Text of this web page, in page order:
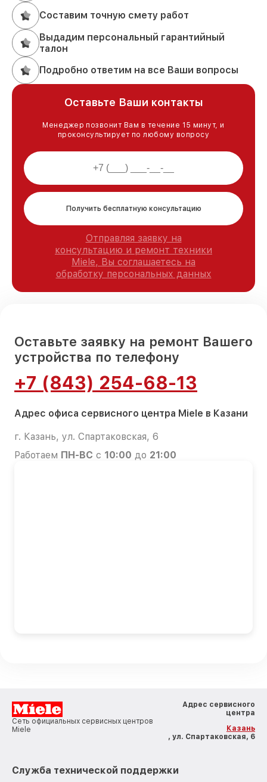
Составим точную смету работ
Выдадим персональный гарантийный
талон
Подробно ответим на все Ваши вопросы
Оставьте Ваши контакты
Менеджер позвонит Вам в течение 15 минут, и
проконсультирует по любому вопросу
Получить бесплатную консультацию
Отправляя заявку на
консультацию и ремонт техники
Miele, Вы соглашаетесь на
обработку персональных данных
Оставьте заявку на ремонт Вашего
устройства по телефону
+7 (843) 254-68-13
Адрес офиса сервисного центра Miele в Казани
г. Казань, ул. Спартаковская, 6
Работаем ПН-ВС с 10:00 до 21:00
Сеть официальных сервисных центров
Miele
Адрес сервисного
центра
Казань
, ул. Спартаковская, 6
Служба технической поддержки